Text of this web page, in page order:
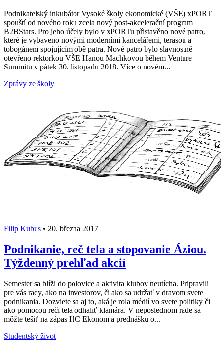
Podnikatelský inkubátor Vysoké školy ekonomické (VŠE) xPORT
spouští od nového roku zcela nový post-akcelerační program
B2BStars. Pro jeho účely bylo v xPORTu přistavěno nové patro,
které je vybaveno novými moderními kancelářemi, terasou a
tobogánem spojujícím obě patra. Nové patro bylo slavnostně
otevřeno rektorkou VŠE Hanou Machkovou během Venture
Summitu v pátek 30. listopadu 2018. Více o novém...
Zprávy ze školy
Filip Kubus • 20. března 2017
Podnikanie, reč tela a stopovanie Áziou.
Týždenný prehľad akcií
Semester sa blíži do polovice a aktivita klubov neutícha. Pripravili
pre vás rady, ako na investorov, či ako sa udržať v dravom svete
podnikania. Dozviete sa aj to, aká je rola médií vo svete politiky či
ako pomocou reči tela odhaliť klamára. V neposlednom rade sa
môžte tešiť na zápas HC Ekonom a prednášku o...
Studentský život